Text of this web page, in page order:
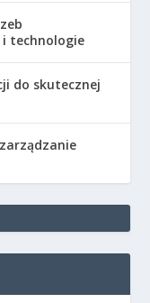
i technologie
do skutecznej